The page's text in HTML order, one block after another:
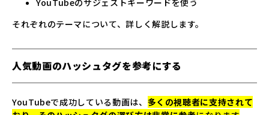
YouTubeのサジェストキーワードを使う
それぞれのテーマについて、詳しく解説します。
人気動画のハッシュタグを参考にする
YouTubeで成功している動画は、 多くの視聴者に支持されて